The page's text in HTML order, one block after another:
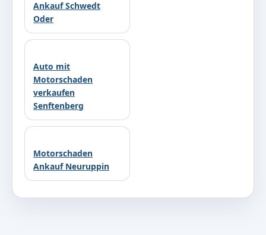
Ankauf Schwedt
Oder
Auto mit
Motorschaden
verkaufen
Senftenberg
Motorschaden
Ankauf Neuruppin